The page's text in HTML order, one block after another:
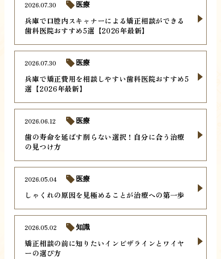
兵庫で口腔内スキャナーによる矯正相談ができる
歯科医院おすすめ5選【2026年最新】
2026.07.30 医療
兵庫で矯正費用を相談しやすい歯科医院おすすめ5
選【2026年最新】
2026.07.30 医療
歯の寿命を延ばす削らない選択！自分に合う治療
の見つけ方
2026.06.12 医療
しゃくれの原因を見極めることが治療への第一歩
2026.05.04 医療
矯正相談の前に知りたいインビザラインとワイヤ
ーの選び方
2026.05.02 知識